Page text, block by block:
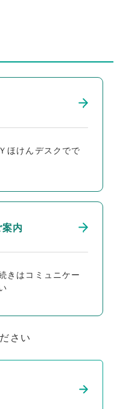
ほけんデスクでで
内
きはコミュニケー
さい